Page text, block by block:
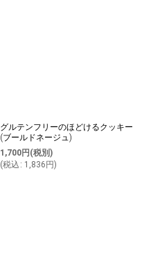
グルテンフリーのほどけるクッキー
(ブールドネージュ)
1,700円 (税別)
(税込 : 1,836 円)